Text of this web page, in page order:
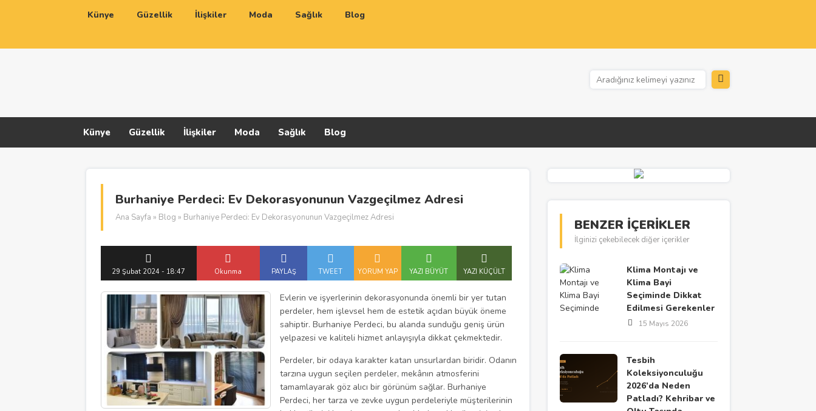
Künye Güzellik İlişkiler Moda Sağlık Blog
Künye Güzellik İlişkiler Moda Sağlık Blog
Burhaniye Perdeci: Ev Dekorasyonunun Vazgeçilmez Adresi
Ana Sayfa » Blog » Burhaniye Perdeci: Ev Dekorasyonunun Vazgeçilmez Adresi
29 Şubat 2024 - 18:47 Okunma PAYLAŞ TWEET YORUM YAP YAZI BÜYÜT YAZI KÜÇÜLT
Evlerin ve işyerlerinin dekorasyonunda önemli bir yer tutan
perdeler, hem işlevsel hem de estetik açıdan büyük öneme
sahiptir. Burhaniye Perdeci, bu alanda sunduğu geniş ürün
yelpazesi ve kaliteli hizmet anlayışıyla dikkat çekmektedir.
Perdeler, bir odaya karakter katan unsurlardan biridir. Odanın
tarzına uygun seçilen perdeler, mekânın atmosferini
tamamlayarak göz alıcı bir görünüm sağlar. Burhaniye
Perdeci, her tarza ve zevke uygun perdeleriyle müşterilerinin
BENZER İÇERİKLER
İlginizi çekebilecek diğer içerikler
Klima Montajı ve
Klima Bayi
Seçiminde Dikkat
Edilmesi Gerekenler
15 Mayıs 2026
Tesbih
Koleksiyonculuğu
2026’da Neden
Patladı? Kehribar ve